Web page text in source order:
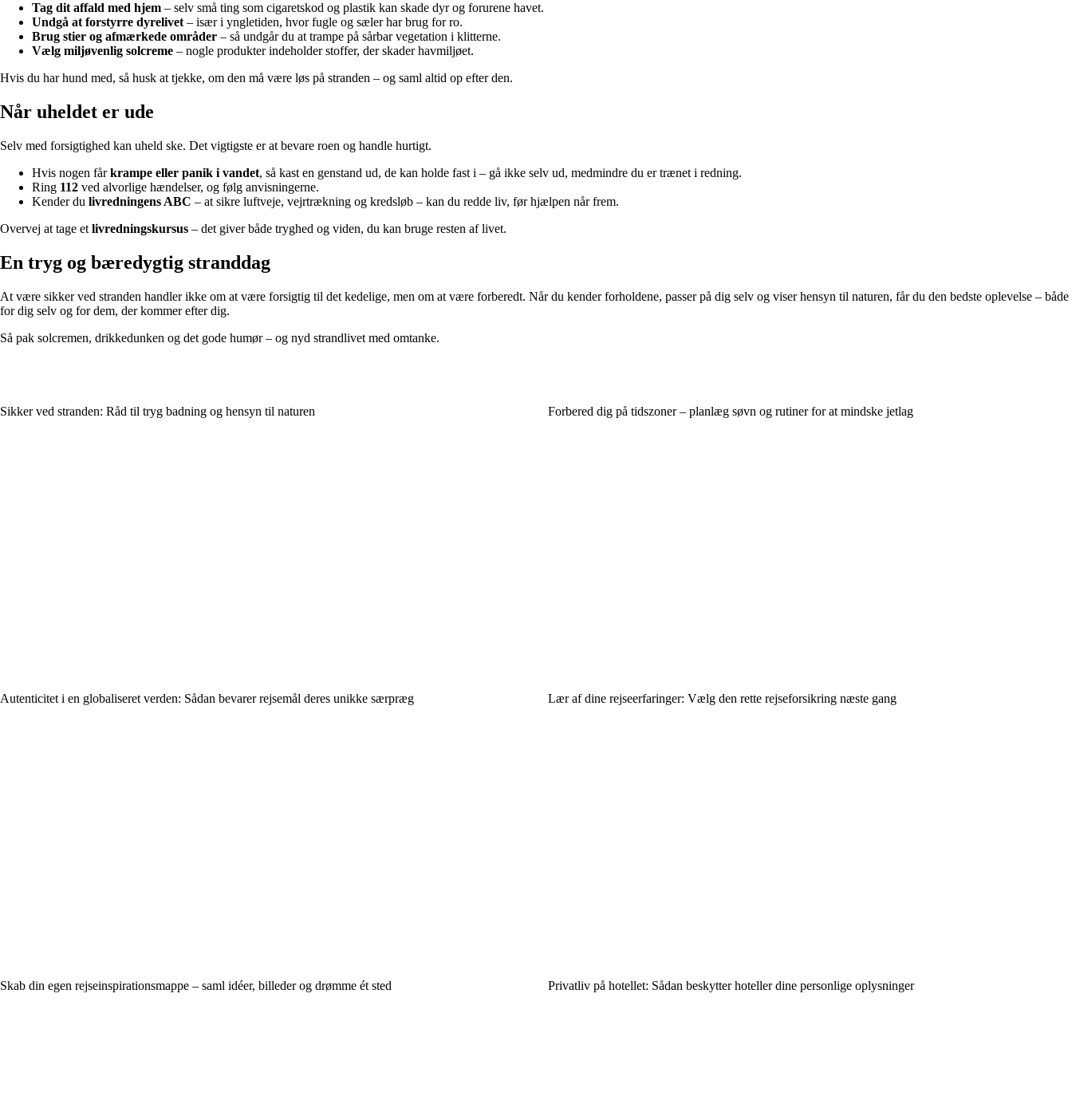
Tag dit affald med hjem – selv små ting som cigaretskod og plastik kan skade dyr og forurene havet.
Undgå at forstyrre dyrelivet – især i yngletiden, hvor fugle og sæler har brug for ro.
Brug stier og afmærkede områder – så undgår du at trampe på sårbar vegetation i klitterne.
Vælg miljøvenlig solcreme – nogle produkter indeholder stoffer, der skader havmiljøet.
Hvis du har hund med, så husk at tjekke, om den må være løs på stranden – og saml altid op efter den.
Når uheldet er ude
Selv med forsigtighed kan uheld ske. Det vigtigste er at bevare roen og handle hurtigt.
Hvis nogen fårkrampe eller panik i vandet, så kast en genstand ud, de kan holde fast i – gå ikke selv ud, medmindre du er trænet i redning.
Ring 112 ved alvorlige hændelser, og følg anvisningerne.
Kender du livredningens ABC – at sikre luftveje, vejrtrækning og kredsløb – kan du redde liv, før hjælpen når frem.
Overvej at tage et livredningskursus – det giver både tryghed og viden, du kan bruge resten af livet.
En tryg og bæredygtig stranddag
At være sikker ved stranden handler ikke om at være forsigtig til det kedelige, men om at være forberedt. Når du kender forholdene, passer på dig selv og viser hensyn til naturen, får du den bedste oplevelse – både
for dig selv og for dem, der kommer efter dig.
Så pak solcremen, drikkedunken og det gode humør – og nyd strandlivet med omtanke.
Sikker ved stranden: Råd til tryg badning og hensyn til naturen Forbered dig på tidszoner – planlæg søvn og rutiner for at mindske jetlag
Autenticitet i en globaliseret verden: Sådan bevarer rejsemål deres unikke særpræg Lær af dine rejseerfaringer: Vælg den rette rejseforsikring næste gang
Skab din egen rejseinspirationsmappe – saml idéer, billeder og drømme ét sted Privatliv på hotellet: Sådan beskytter hoteller dine personlige oplysninger